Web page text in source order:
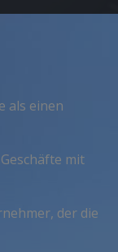
als einen
mit
der die